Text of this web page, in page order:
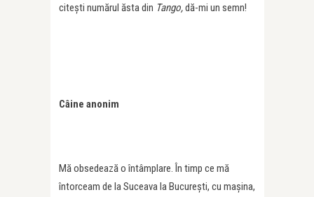
citeşti numărul ăsta din Tango,dă-mi un semn!
Câine anonim
Mă obsedează o întâmplare. În timp ce mă
întorceam de la Suceava la Bucureşti, cu maşina,